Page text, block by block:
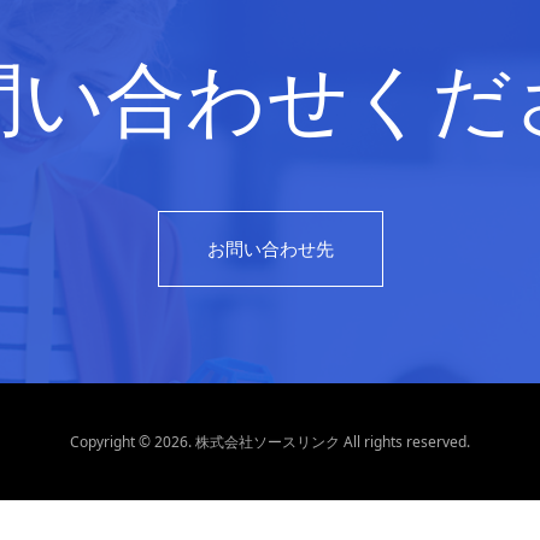
合わせく
お問い合わせ先
Copyright © 2026. 株式会社ソースリンク All rights reserved.